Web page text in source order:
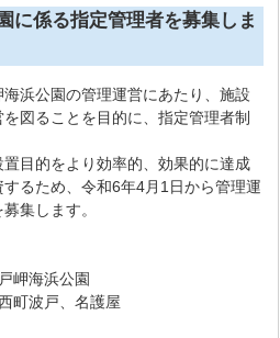
に係る指定管理者を募集しま
浜公園の管理運営にあたり、施設
図ることを目的に、指定管理者制
目的をより効率的、効果的に達成
るため、令和6年4月1日から管理運
集します。
海浜公園
波戸、名護屋